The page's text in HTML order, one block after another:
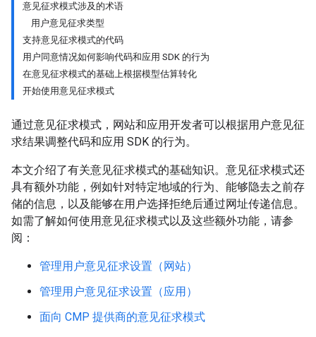
意见征求模式涉及的术语
用户意见征求类型
支持意见征求模式的代码
用户同意情况如何影响代码和应用 SDK 的行为
在意见征求模式的基础上根据模型估算转化
开始使用意见征求模式
通过意见征求模式，网站和应用开发者可以根据用户意见征
求结果调整代码和应用 SDK 的行为。
本文介绍了有关意见征求模式的基础知识。意见征求模式还
具有额外功能，例如针对特定地域的行为、能够隐去之前存
储的信息，以及能够在用户选择拒绝后通过网址传递信息。
如需了解如何使用意见征求模式以及这些额外功能，请参
阅：
管理用户意见征求设置（网站）
管理用户意见征求设置（应用）
面向 CMP 提供商的意见征求模式